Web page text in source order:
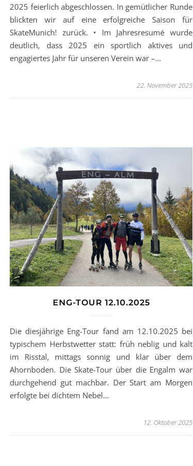
2025 feierlich abgeschlossen. In gemütlicher Runde
blickten wir auf eine erfolgreiche Saison für
SkateMunich! zurück. • Im Jahresresumé wurde
deutlich, dass 2025 ein sportlich aktives und
engagiertes Jahr für unseren Verein war –…
22. November 2025
ENG-TOUR 12.10.2025
Die diesjährige Eng-Tour fand am 12.10.2025 bei
typischem Herbstwetter statt: früh neblig und kalt
im Risstal, mittags sonnig und klar über dem
Ahornboden. Die Skate-Tour über die Engalm war
durchgehend gut machbar. Der Start am Morgen
erfolgte bei dichtem Nebel…
12. Oktober 2025